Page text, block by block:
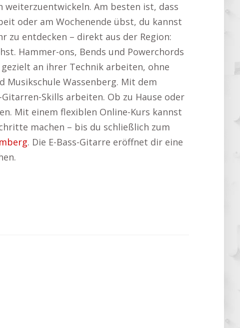
Am besten ist, dass
oder am Wochenende übst, du kannst
zu entdecken – direkt aus der Region:
Hammer-ons, Bends und Powerchords
an ihrer Technik arbeiten, ohne
Wassenberg. Mit dem
Skills arbeiten. Ob zu Hause oder
Mit einem flexiblen Online-Kurs kannst
machen – bis du schließlich zum
. Die E-Bass-Gitarre eröffnet dir eine